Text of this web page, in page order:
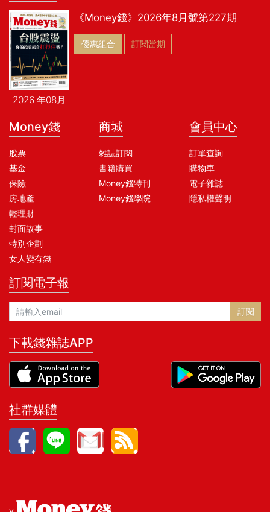
2026 年08月
《Money錢》2026年8月號第227期
優惠組合 訂閱當期
Money錢
股票
基金
保險
房地產
輕理財
封面故事
特別企劃
女人變有錢
商城
雜誌訂閱
書籍購買
Money錢特刊
Money錢學院
會員中心
訂單查詢
購物車
電子雜誌
隱私權聲明
訂閱電子報
訂閱
下載錢雜誌APP
社群媒體